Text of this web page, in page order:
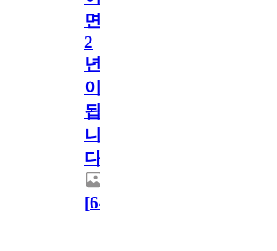
면
2
년
이
됩
니
다.
[64